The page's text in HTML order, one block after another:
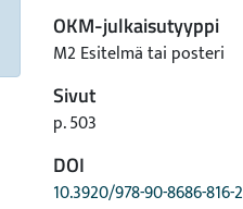
OKM-julkaisutyyppi
M2 Esitelmä tai posteri
Sivut
p. 503
DOI
10.3920/978-90-8686-816-2